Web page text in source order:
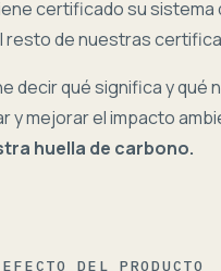
certificado su
resto de nuestras
decir qué significa y qué
y mejorar el impacto
huella de carbono.
DEL PRODUCTO